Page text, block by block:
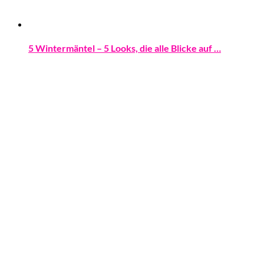
5 Wintermäntel – 5 Looks, die alle Blicke auf …